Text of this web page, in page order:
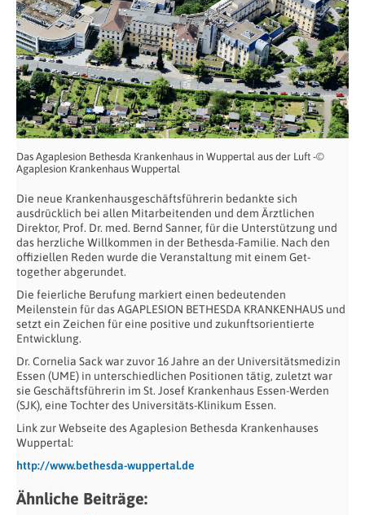
Das Agaplesion Bethesda Krankenhaus in Wuppertal aus der Luft -©
Agaplesion Krankenhaus Wuppertal
Die neue Krankenhausgeschäftsführerin bedankte sich
ausdrücklich bei allen Mitarbeitenden und dem Ärztlichen
Direktor, Prof. Dr. med. Bernd Sanner, für die Unterstützung und
das herzliche Willkommen in der Bethesda-Familie. Nach den
offiziellen Reden wurde die Veranstaltung mit einem Get-
together abgerundet.
Die feierliche Berufung markiert einen bedeutenden
Meilenstein für das AGAPLESION BETHESDA KRANKENHAUS und
setzt ein Zeichen für eine positive und zukunftsorientierte
Entwicklung.
Dr. Cornelia Sack war zuvor 16 Jahre an der Universitätsmedizin
Essen (UME) in unterschiedlichen Positionen tätig, zuletzt war
sie Geschäftsführerin im St. Josef Krankenhaus Essen-Werden
(SJK), eine Tochter des Universitäts-Klinikum Essen.
Link zur Webseite des Agaplesion Bethesda Krankenhauses
Wuppertal:
http://www.bethesda-wuppertal.de
Ähnliche Beiträge: